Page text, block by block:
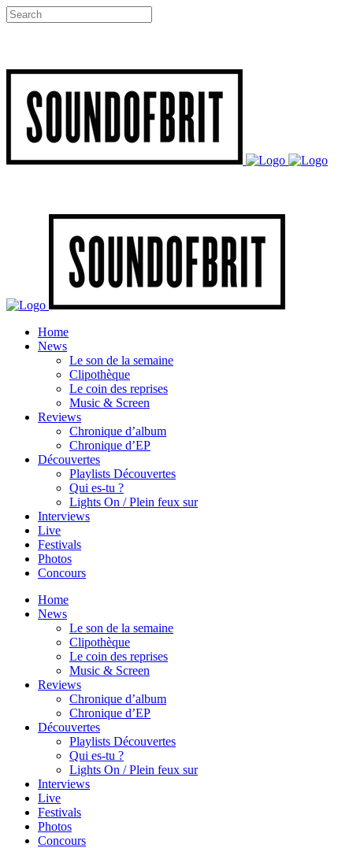
Home
News
Le son de la semaine
Clipothèque
Le coin des reprises
Music & Screen
Reviews
Chronique d’album
Chronique d’EP
Découvertes
Playlists Découvertes
Qui es-tu ?
Lights On / Plein feux sur
Interviews
Live
Festivals
Photos
Concours
Home
News
Le son de la semaine
Clipothèque
Le coin des reprises
Music & Screen
Reviews
Chronique d’album
Chronique d’EP
Découvertes
Playlists Découvertes
Qui es-tu ?
Lights On / Plein feux sur
Interviews
Live
Festivals
Photos
Concours